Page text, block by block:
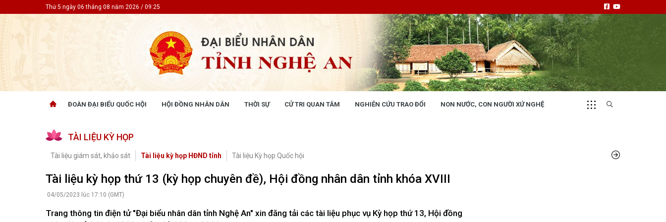
Thứ 5 ngày 06 tháng 08 năm 2026 / 09:25
ĐOÀN ĐẠI BIỂU QUỐC HỘI HỘI ĐỒNG NHÂN DÂN THỜI SỰ CỬ TRI QUAN TÂM NGHIÊN CỨU TRAO ĐỔI NON NƯỚC, CON NGƯỜI XỨ NGHỆ
Tin hoạt động
Tài liệu giám sát, khảo sát
Tin hoạt động Văn phòng
Tin hoạt động Đảng, đoàn thể
Tài liệu giám sát, khảo sát
CỬ TRI QUAN TÂM
GÓP Ý XÂY DỰNG CHÍNH SÁCH,
XÂY DỰNG NÔNG THÔN MỚI
TÀI LIỆU KỲ HỌP
Tài liệu giám sát, khảo sát Tài liệu kỳ họp HĐND tỉnh Tài liệu Kỳ họp Quốc hội
Tài liệu kỳ họp thứ 13 (kỳ họp chuyên đề), Hội đồng nhân dân tỉnh khóa XVIII
04/05/2023 lúc 17:10 (GMT)
Trang thông tin điện tử "Đại biểu nhân dân tỉnh Nghệ An" xin đăng tải các tài liệu phục vụ Kỳ họp thứ 13, Hội đồng